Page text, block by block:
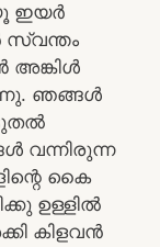
ഇയർ
അങ്കിൾ
ഞങ്ങൾ
വന്നിരുന്ന
കൈ
ഉള്ളിൽ
കിളവൻ